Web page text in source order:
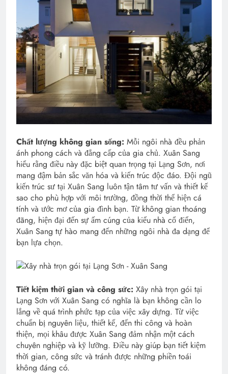
Chất lượng không gian sống: Mỗi ngôi nhà đều phản
ánh phong cách và đẳng cấp của gia chủ. Xuân Sang
hiểu rằng điều này đặc biệt quan trọng tại Lạng Sơn, nơi
mang đậm bản sắc văn hóa và kiến trúc độc đáo. Đội ngũ
kiến trúc sư tại Xuân Sang luôn tận tâm tư vấn và thiết kế
sao cho phù hợp với môi trường, đồng thời thể hiện cá
tính và ước mơ của gia đình bạn. Từ không gian thoáng
đãng, hiện đại đến sự ấm cúng của kiểu nhà cổ điển,
Xuân Sang tự hào mang đến những ngôi nhà đa dạng để
bạn lựa chọn.
Tiết kiệm thời gian và công sức: Xây nhà trọn gói tại
Lạng Sơn với Xuân Sang có nghĩa là bạn không cần lo
lắng về quá trình phức tạp của việc xây dựng. Từ việc
chuẩn bị nguyên liệu, thiết kế, đến thi công và hoàn
thiện, mọi khâu được Xuân Sang đảm nhận một cách
chuyên nghiệp và kỹ lưỡng. Điều này giúp bạn tiết kiệm
thời gian, công sức và tránh được những phiền toái
không đáng có.